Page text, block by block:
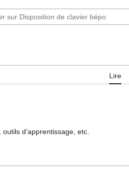
Lire
d’apprentissage, etc.